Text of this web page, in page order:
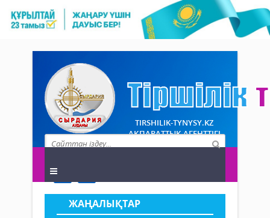
TIRSHILIK-TYNYSY.KZ
АҚПАРАТТЫҚ АГЕНТТІГІ
ЖАҢАЛЫҚТАР